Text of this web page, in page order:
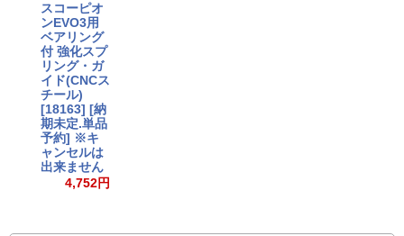
スコーピオ
ンEVO3用
ベアリング
付 強化スプ
リング・ガ
イド(CNCス
チール)
[18163] [納
期未定.単品
予約] ※キ
ャンセルは
出来ません
4,752円